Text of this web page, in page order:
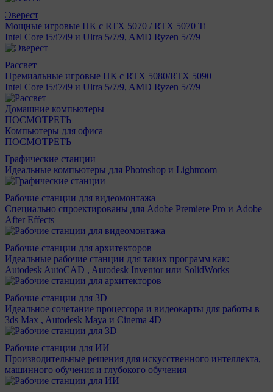
Эверест
Мощные игровые ПК с RTX 5070 / RTX 5070 Ti
Intel Core i5/i7/i9 и Ultra 5/7/9, AMD Ryzen 5/7/9
Рассвет
Премиальные игровые ПК с RTX 5080/RTX 5090
Intel Core i5/i7/i9 и Ultra 5/7/9, AMD Ryzen 5/7/9
Домашние компьютеры
ПОСМОТРЕТЬ
Компьютеры для офиса
ПОСМОТРЕТЬ
Графические станции
Идеальные компьютеры для Photoshop и Lightroom
Рабочие станции для видеомонтажа
Специально спроектированы для Adobe Premiere Pro и Adobe
After Effects
Рабочие станции для архитекторов
Идеальные рабочие станции для таких программ как:
Autodesk AutoCAD , Autodesk Inventor или SolidWorks
Рабочие станции для 3D
Идеальное сочетание процессора и видеокарты для работы в
3ds Max , Autodesk Maya и Cinema 4D
Рабочие станции для ИИ
Производительные решения для искусственного интеллекта,
машинного обучения и глубокого обучения